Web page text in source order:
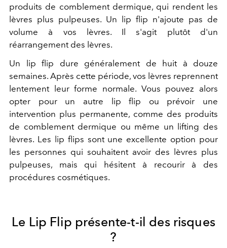
produits de comblement dermique, qui rendent les
lèvres plus pulpeuses. Un lip flip n'ajoute pas de
volume à vos lèvres. Il s'agit plutôt d'un
réarrangement des lèvres.
Un lip flip dure généralement de huit à douze
semaines. Après cette période, vos lèvres reprennent
lentement leur forme normale. Vous pouvez alors
opter pour un autre lip flip ou prévoir une
intervention plus permanente, comme des produits
de comblement dermique ou même un lifting des
lèvres. Les lip flips sont une excellente option pour
les personnes qui souhaitent avoir des lèvres plus
pulpeuses, mais qui hésitent à recourir à des
procédures cosmétiques.
Le Lip Flip présente-t-il des risques
?